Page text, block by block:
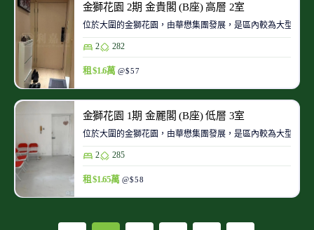
金獅花園 2期 金貴閣 (B座) 高層 2室
位於大圍的金獅花園，由華懋集團發展，是區內較為大型的
2 282
租 $1.6萬 @$57
金獅花園 1期 金麗閣 (B座) 低層 3室
位於大圍的金獅花園，由華懋集團發展，是區內較為大型的
2 285
租 $1.65萬 @$58